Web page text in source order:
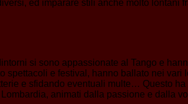
ed imparare stili anche molto lontani
si sono appassionate al Tango e
e festival, hanno ballato nei
e sfidando eventuali multe… Questo
animati dalla passione e dalla